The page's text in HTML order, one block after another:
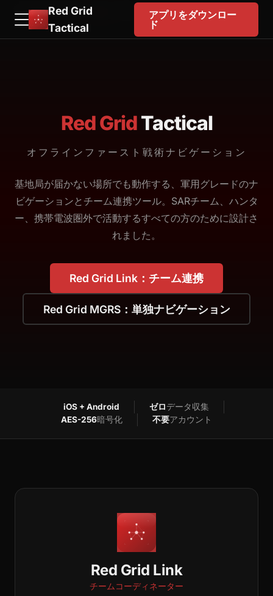
Red Grid
Tactical
アプリをダウンロー
ド
EN FR DE ES 日本語 IT
Red GridTactical
オフラインファースト戦術ナビゲーション
基地局が届かない場所でも動作する、軍用グレードのナ
ビゲーションとチーム連携ツール。SARチーム、ハンタ
ー、携帯電波圏外で活動するすべての方のために設計さ
れました。
Red Grid Link：チーム連携
Red Grid MGRS：単独ナビゲーション
iOS + Android ゼロデータ収集
AES-256暗号化 不要アカウント
Red Grid Link
チームコーディネーター